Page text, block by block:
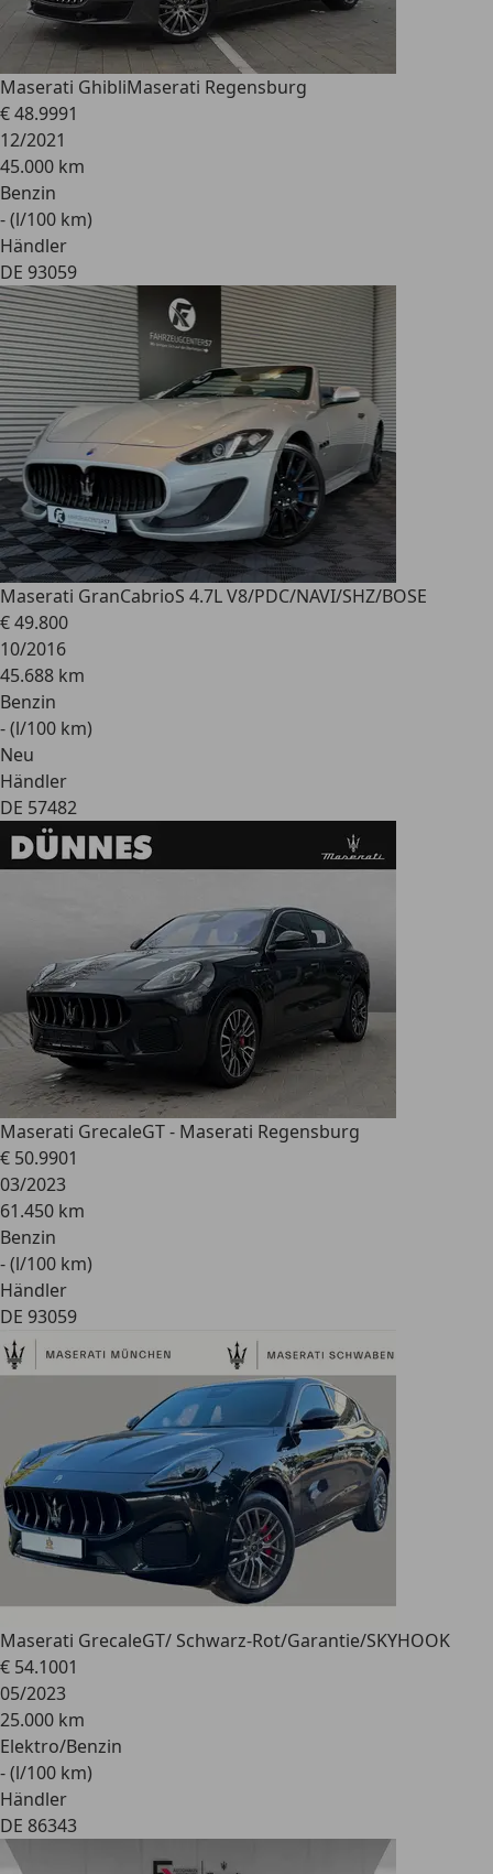
Maserati GhibliMaserati Regensburg
€ 48.9991
12/2021
45.000 km
Benzin
- (l/100 km)
Händler
DE 93059
Maserati GranCabrioS 4.7L V8/PDC/NAVI/SHZ/BOSE
€ 49.800
10/2016
45.688 km
Benzin
- (l/100 km)
Neu
Händler
DE 57482
Maserati GrecaleGT - Maserati Regensburg
€ 50.9901
03/2023
61.450 km
Benzin
- (l/100 km)
Händler
DE 93059
Maserati GrecaleGT/ Schwarz-Rot/Garantie/SKYHOOK
€ 54.1001
05/2023
25.000 km
Elektro/Benzin
- (l/100 km)
Händler
DE 86343